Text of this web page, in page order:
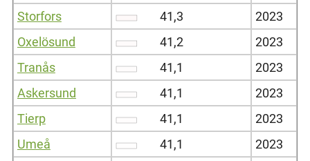
Storfors
41,3
2023
Oxelösund
41,2
2023
Tranås
41,1
2023
Askersund
41,1
2023
Tierp
41,1
2023
Umeå
41,1
2023